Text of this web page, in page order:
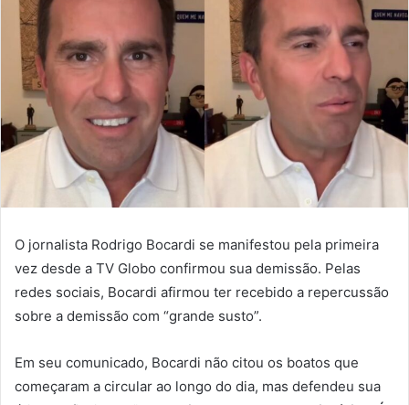
O jornalista Rodrigo Bocardi se manifestou pela primeira
vez desde a TV Globo confirmou sua demissão. Pelas
redes sociais, Bocardi afirmou ter recebido a repercussão
sobre a demissão com “grande susto”.
Em seu comunicado, Bocardi não citou os boatos que
começaram a circular ao longo do dia, mas defendeu sua